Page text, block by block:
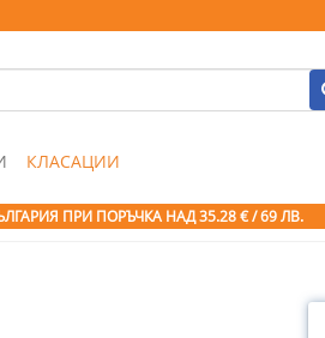
КЛАСАЦИИ
ПРИ ПОРЪЧКА НАД 35.28 € / 69 ЛВ.